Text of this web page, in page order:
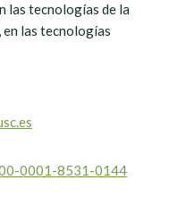
las tecnologías de la
en las tecnologías
0001-8531-0144